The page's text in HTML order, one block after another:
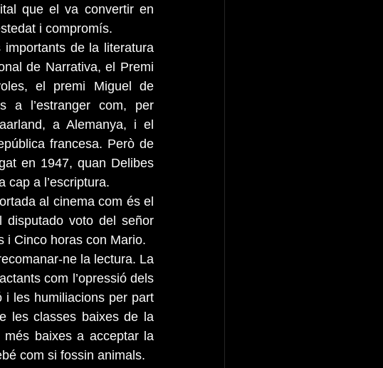
que el va convertir en
i compromís.
importants de la literatura
de Narrativa, el Premi
el premi Miguel de
a l’estranger com, per
a Alemanya, i el
francesa. Però de
en 1947, quan Delibes
cap a l’escriptura.
al cinema com és el
voto del señor
i Cinco horas con Mario.
ne la lectura. La
com l’opressió dels
i les humiliacions per part
les classes baixes de la
més baixes a acceptar la
com si fossin animals.